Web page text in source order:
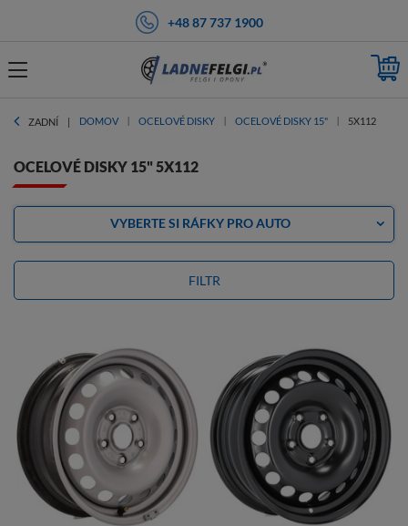
+48 87 737 1900
ZADNÍ DOMOV OCELOVÉ DISKY OCELOVÉ DISKY 15" 5X112
OCELOVÉ DISKY 15" 5X112
VYBERTE SI RÁFKY PRO AUTO
FILTR